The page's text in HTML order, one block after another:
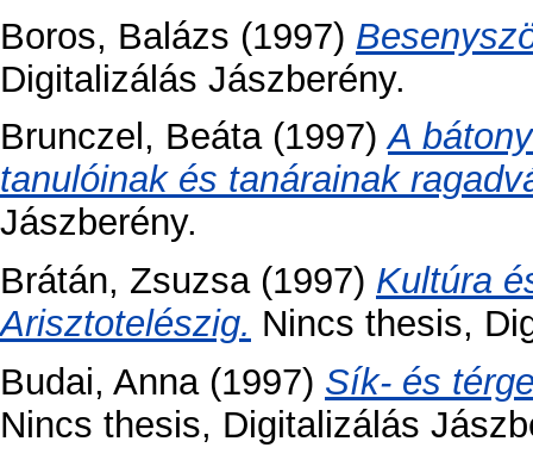
Boros, Balázs (1997)
Digitalizálás Jászberény.
Brunczel, Beáta(1997)A
tanulóinak és tanárainak
Jászberény.
Brátán, Zsuzsa(1997) Kultúra
Arisztotelészig. Nincs thesis,
Budai, Anna(1997) Sík- és
Nincs thesis, Digitalizálás